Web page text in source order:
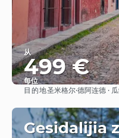
从
499 €
每位
目的地圣米格尔·德阿连德 ·
Gesidalijia